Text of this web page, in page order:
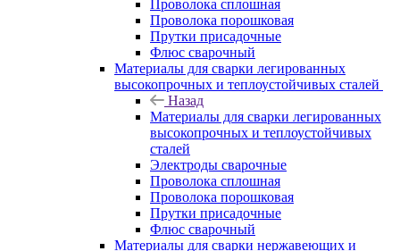
Проволока сплошная
Проволока порошковая
Прутки присадочные
Флюс сварочный
Материалы для сварки легированных
высокопрочных и теплоустойчивых сталей
Назад
Материалы для сварки легированных
высокопрочных и теплоустойчивых
сталей
Электроды сварочные
Проволока сплошная
Проволока порошковая
Прутки присадочные
Флюс сварочный
Материалы для сварки нержавеющих и